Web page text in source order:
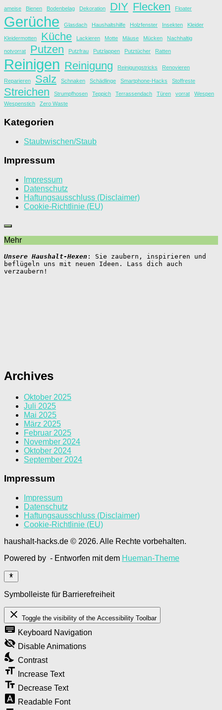
ameise Bienen Bodenbelag Dekoration DIY Flecken Floater
Gerüche Glasdach Haushaltshilfe Holzfenster Insekten Kleider
Kleidermotten Küche Lackieren Motte Mäuse Mücken Nachhaltig
notvorrat Putzen Putzfrau Putzlappen Putztücher Ratten
Reinigen Reinigung Reinigungstricks Renovieren
Reparieren Salz Schnaken Schädlinge Smartphone-Hacks Stoffreste
Streichen Strumpfhosen Teppich Terrassendach Türen vorrat
Wespen
Wespenstich
Zero Waste
Kategorien
Staubwischen/Staub
Impressum
Impressum
Datenschutz
Haftungsausschluss (Disclaimer)
Cookie-Richtlinie (EU)
Mehr
Unsere Haushalt-Hexen : Sie zaubern, inspirieren und
beflügeln uns mit neuen Ideen. Lass dich auch
verzaubern!
Archives
Oktober 2025
Juli 2025
Mai 2025
März 2025
Februar 2025
November 2024
Oktober 2024
September 2024
Impressum
Impressum
Datenschutz
Haftungsausschluss (Disclaimer)
Cookie-Richtlinie (EU)
haushalt-hacks.de © 2026. Alle Rechte vorbehalten.
Powered by - Entworfen mit dem Hueman-Theme
Symbolleiste für Barrierefreiheit
close Toggle the visibility of the Accessibility Toolbar
keyboard Keyboard Navigation
visibility_off Disable Animations
nights_stay Contrast
format_size Increase Text
text_fields Decrease Text
font_download Readable Font